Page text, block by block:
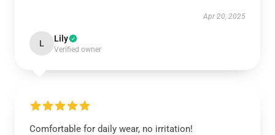
Apr 20, 2025
L Lily
Verified owner
Comfortable for daily wear, no irritation!